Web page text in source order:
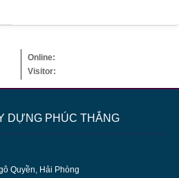
Online:
Visitor:
DỰNG PHÚC THẮNG
Quyền, Hải Phòng